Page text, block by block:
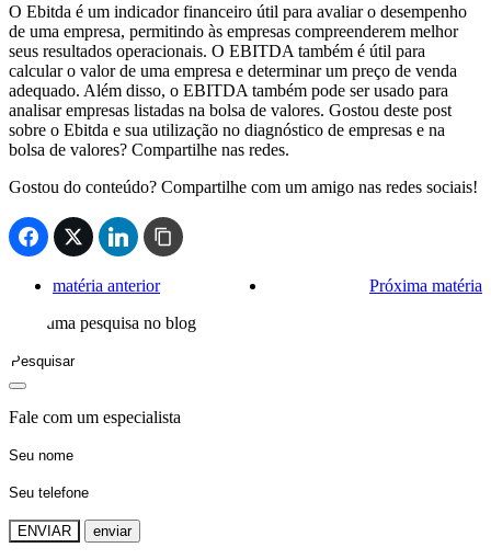
O Ebitda é um indicador financeiro útil para avaliar o desempenho
de uma empresa, permitindo às empresas compreenderem melhor
seus resultados operacionais. O EBITDA também é útil para
calcular o valor de uma empresa e determinar um preço de venda
adequado. Além disso, o EBITDA também pode ser usado para
analisar empresas listadas na bolsa de valores. Gostou deste post
sobre o Ebitda e sua utilização no diagnóstico de empresas e na
bolsa de valores? Compartilhe nas redes.
Gostou do conteúdo? Compartilhe com um amigo nas redes sociais!
matéria anterior
Próxima matéria
Faça uma pesquisa no blog
Fale com um especialista
ENVIAR